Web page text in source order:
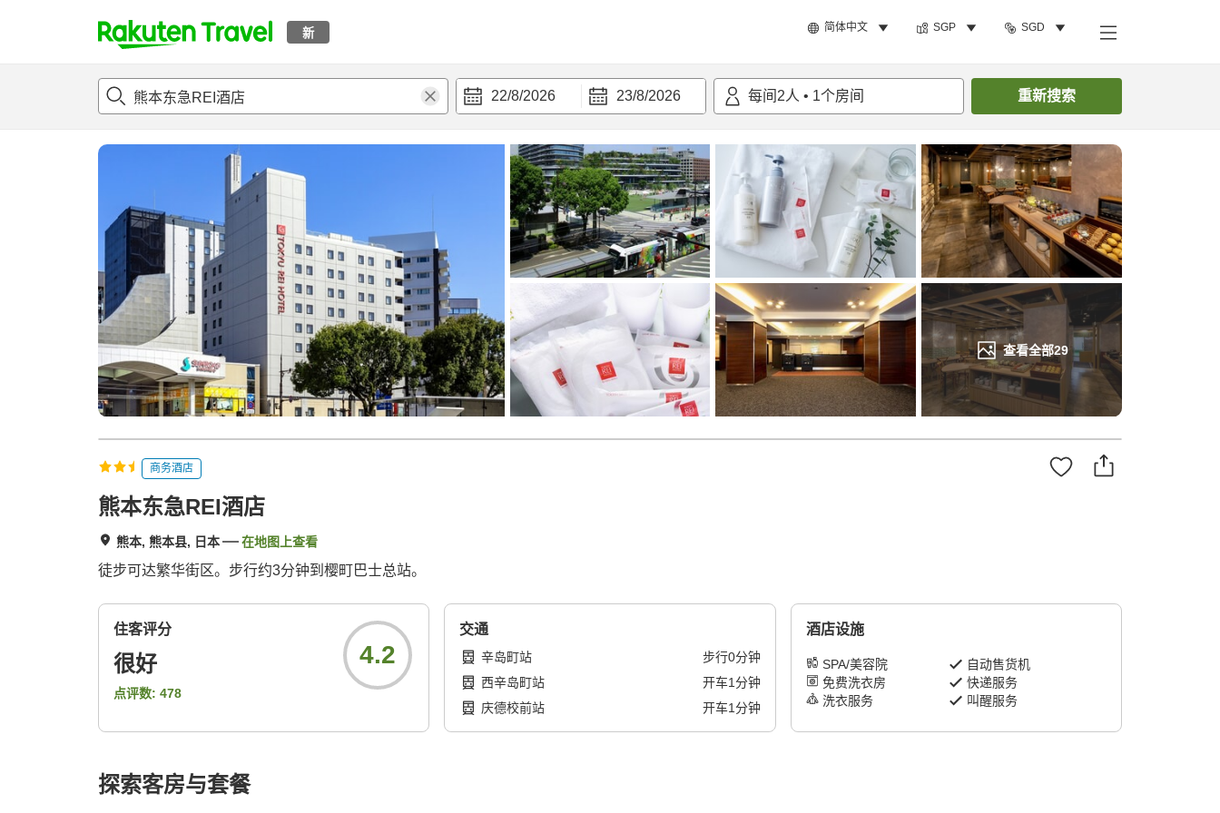
新 简体中文 SGP SGD
t
p
a
r
c
h
22/8/2026 23/8/2026 每间 2人 • 1个房间 重新搜索
查看全部29
概况 客房及住宿套餐评论亮点 搜索客房
商务酒店
熊本东急REI酒店
熊本, 熊本县, 日本 在地图上查看
徒步可达繁华街区。步行约3分钟到樱町巴士总站。
住客评分
很好
点评数: 478
4.2
交通
辛岛町站 步行0分钟
西辛岛町站
开车1分钟
庆德校前站
开车1分钟
酒店设施
SPA/美容院
自动售货机
免费洗衣房
快递服务
洗衣服务
叫醒服务
探索客房与套餐